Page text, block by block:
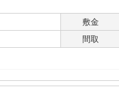
敷金
間取